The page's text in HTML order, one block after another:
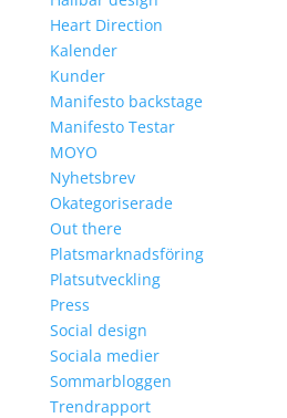
Heart Direction
Kalender
Kunder
Manifesto backstage
Manifesto Testar
MOYO
Nyhetsbrev
Okategoriserade
Out there
Platsmarknadsföring
Platsutveckling
Press
Social design
Sociala medier
Sommarbloggen
Trendrapport